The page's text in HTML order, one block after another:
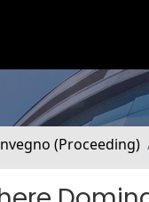
(Proceeding)